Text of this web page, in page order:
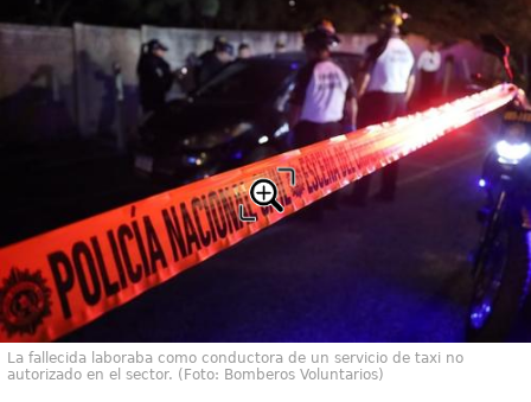
La fallecida laboraba como conductora de un servicio de taxi no
autorizado en el sector. (Foto: Bomberos Voluntarios)